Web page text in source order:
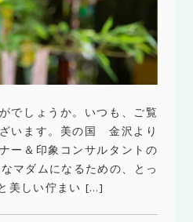
でしょうか。いつも、ご覧
います。美の国 金沢より
ー＆印象コンサルタントの
マダムになるための、とっ
美しい佇まい […]